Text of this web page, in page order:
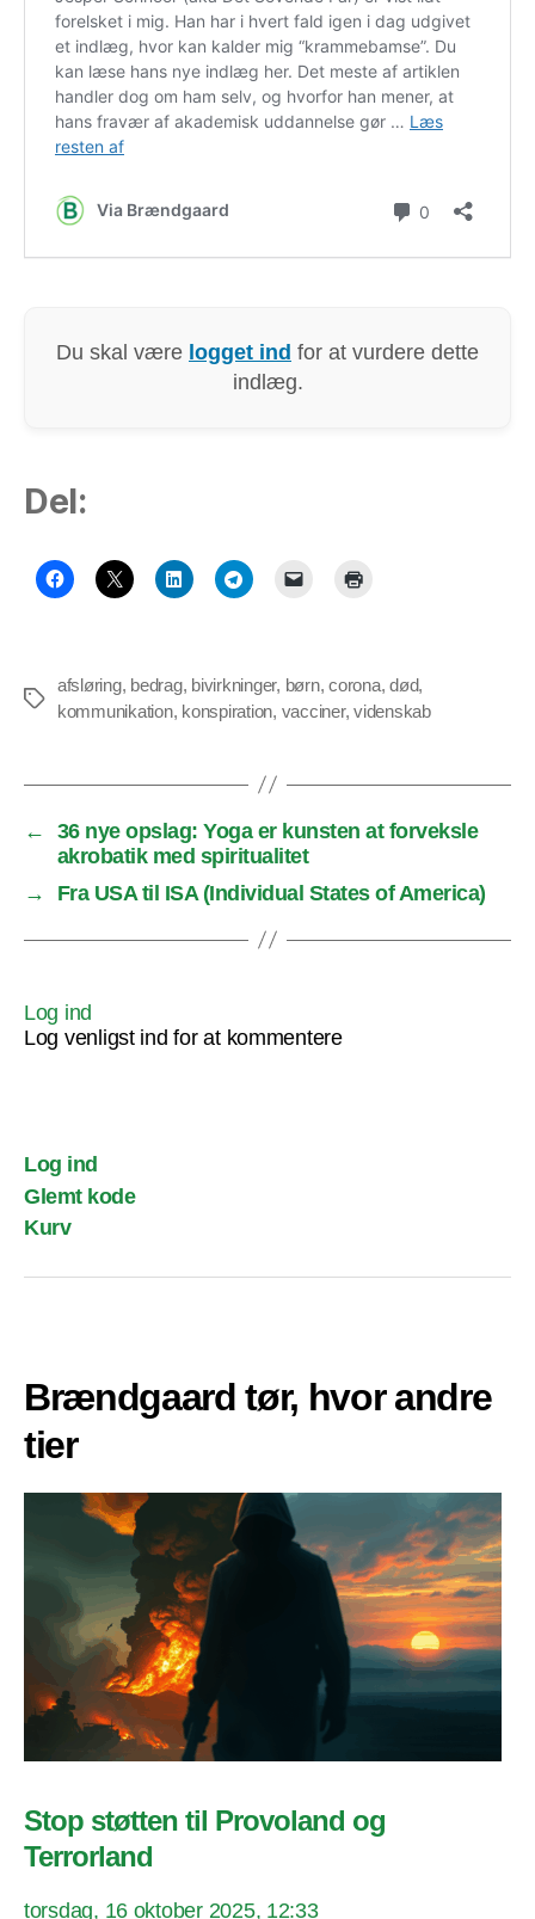
Du skal være logget ind for at vurdere dette
indlæg.
Del:
Tags
afsløring, bedrag, bivirkninger, børn,corona,død,
kommunikation, konspiration, vacciner,videnskab
←
36 nye opslag: Yoga er kunsten at forveksle
akrobatik med spiritualitet
→
Fra USA til ISA (Individual States of America)
Log ind
Log venligst ind for at kommentere
Log ind
Glemt kode
Kurv
Brændgaard tør, hvor andre
tier
Stop støtten til Provoland og
Terrorland
torsdag, 16 oktober 2025, 12:33